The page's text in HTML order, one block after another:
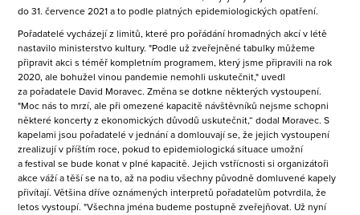
do 31. července 2021 a to podle platných epidemiologických opatření.
Pořadatelé vycházejí z limitů, které pro pořádání hromadných akcí v létě
nastavilo ministerstvo kultury. "Podle už zveřejněné tabulky můžeme
připravit akci s téměř kompletním programem, který jsme připravili na rok
2020, ale bohužel vinou pandemie nemohli uskutečnit," uvedl
za pořadatele David Moravec. Změna se dotkne některých vystoupení.
"Moc nás to mrzí, ale při omezené kapacitě návštěvníků nejsme schopni
některé koncerty z ekonomických důvodů uskutečnit,“ dodal Moravec. S
kapelami jsou pořadatelé v jednání a domlouvají se, že jejich vystoupení
zrealizují v příštím roce, pokud to epidemiologická situace umožní
a festival se bude konat v plné kapacitě. Jejich vstřícnosti si organizátoři
akce váží a těší se na to, až na podiu všechny původně domluvené kapely
přivítají. Většina dříve oznámených interpretů pořadatelům potvrdila, že
letos vystoupí. "Všechna jména budeme postupně zveřejňovat. Už nyní